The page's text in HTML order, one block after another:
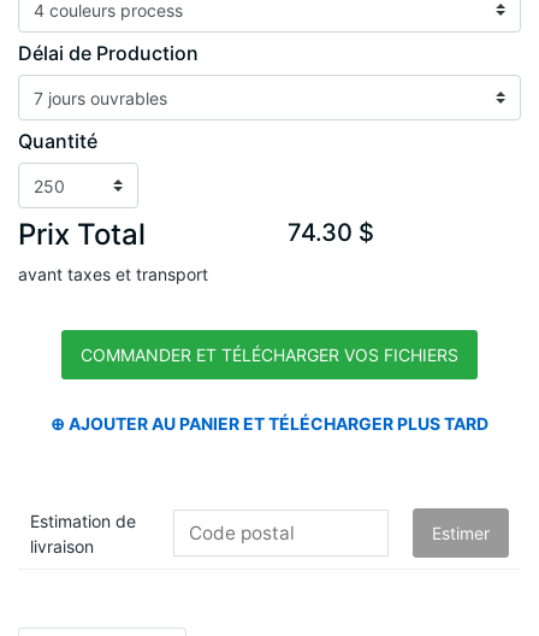
Délai de Production
Quantité
Prix Total
avant taxes et transport
74.30 $
Estimation de
livraison